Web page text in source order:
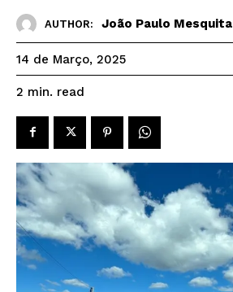
AUTHOR: João Paulo Mesquita
14 de Março, 2025
2 min. read